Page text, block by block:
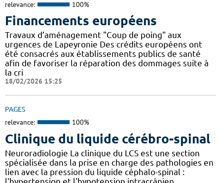
relevance: 100%
Financements européens
Travaux d’aménagement "Coup de poing" aux
urgences de Lapeyronie Des crédits européens ont
été consacrés aux établissements publics de santé
afin de favoriser la réparation des dommages suite à
la cri
18/02/2026 15:25
PAGES
relevance: 100%
Clinique du liquide cérébro-spinal
Neuroradiologie La clinique du LCS est une section
spécialisée dans la prise en charge des pathologies en
lien avec la pression du liquide céphalo-spinal :